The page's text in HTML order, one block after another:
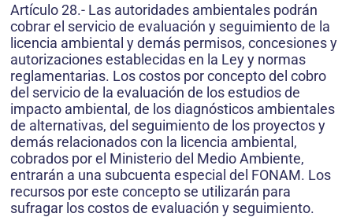
Artículo 28.- Las autoridades ambientales podrán
cobrar el servicio de evaluación y seguimiento de la
licencia ambiental y demás permisos, concesiones y
autorizaciones establecidas en la Ley y normas
reglamentarias. Los costos por concepto del cobro
del servicio de la evaluación de los estudios de
impacto ambiental, de los diagnósticos ambientales
de alternativas, del seguimiento de los proyectos y
demás relacionados con la licencia ambiental,
cobrados por el Ministerio del Medio Ambiente,
entrarán a una subcuenta especial del FONAM. Los
recursos por este concepto se utilizarán para
sufragar los costos de evaluación y seguimiento.